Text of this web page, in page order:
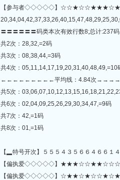
【参与者◇◇◇◇◇】
〓〓〓〓〓〓码类本次有效行数8;总计:237
共2次：28,32,=2码
共3次：08,38,44,=3码
共4次：05,11,14,17,19,20,31,40,48,49,=10
←←←←←←←←←平均线：4.84次
共5次：
共6次：02,04,09,25,26,29,30,34,47,=9码
共7次：42,=1码
共8次：01,=1码
【▂特号开次】５５５４３５６６４６６１
【偏执爱◇◇◇◇◇】
【偏执爱◇◇◇◇◇】